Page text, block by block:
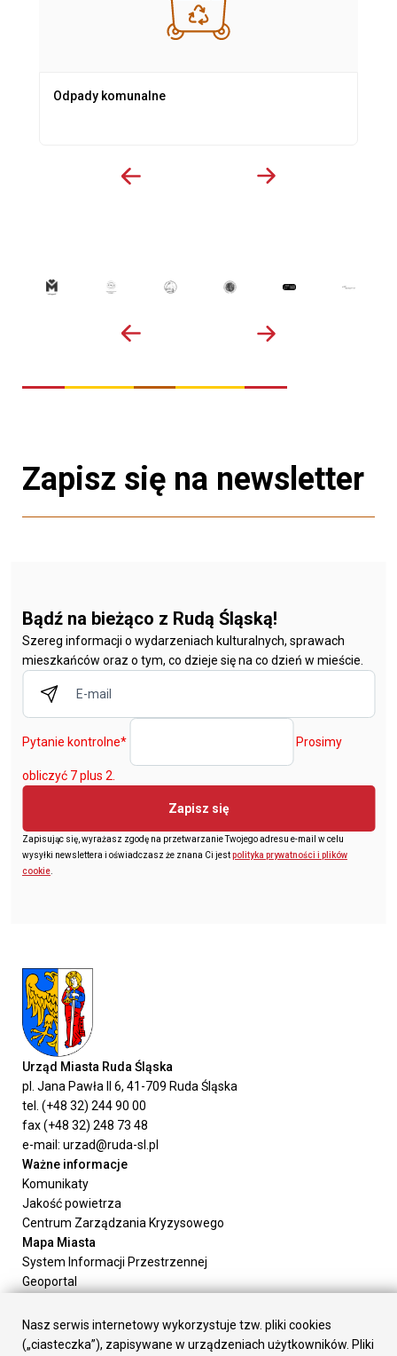
Odpady komunalne
Zapisz się na newsletter
Bądź na bieżąco z Rudą Śląską!
Szereg informacji o wydarzeniach kulturalnych, sprawach
mieszkańców oraz o tym, co dzieje się na co dzień w mieście.
Pytanie kontrolne* Prosimy
obliczyć 7 plus 2.
Zapisz się
Zapisując się, wyrażasz zgodę na przetwarzanie Twojego adresu e-mail w celu
wysyłki newslettera i oświadczasz że znana Ci jestpolityka prywatności i plików
cookie.
Urząd Miasta Ruda Śląska
pl. Jana Pawła II 6, 41-709 Ruda Śląska
tel. (+48 32) 244 90 00
fax (+48 32) 248 73 48
e-mail: urzad@ruda-sl.pl
Ważne informacje
Komunikaty
Jakość powietrza
Centrum Zarządzania Kryzysowego
Mapa Miasta
System Informacji Przestrzennej
Geoportal
Załatw sprawę
Prezydent Miasta
Nasz serwis internetowy wykorzystuje tzw. pliki cookies
(„ciasteczka”), zapisywane w urządzeniach użytkowników. Pliki